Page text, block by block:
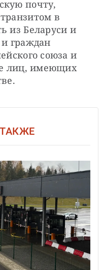
почту,
в
из Беларуси и
граждан
союза и
лиц, имеющих